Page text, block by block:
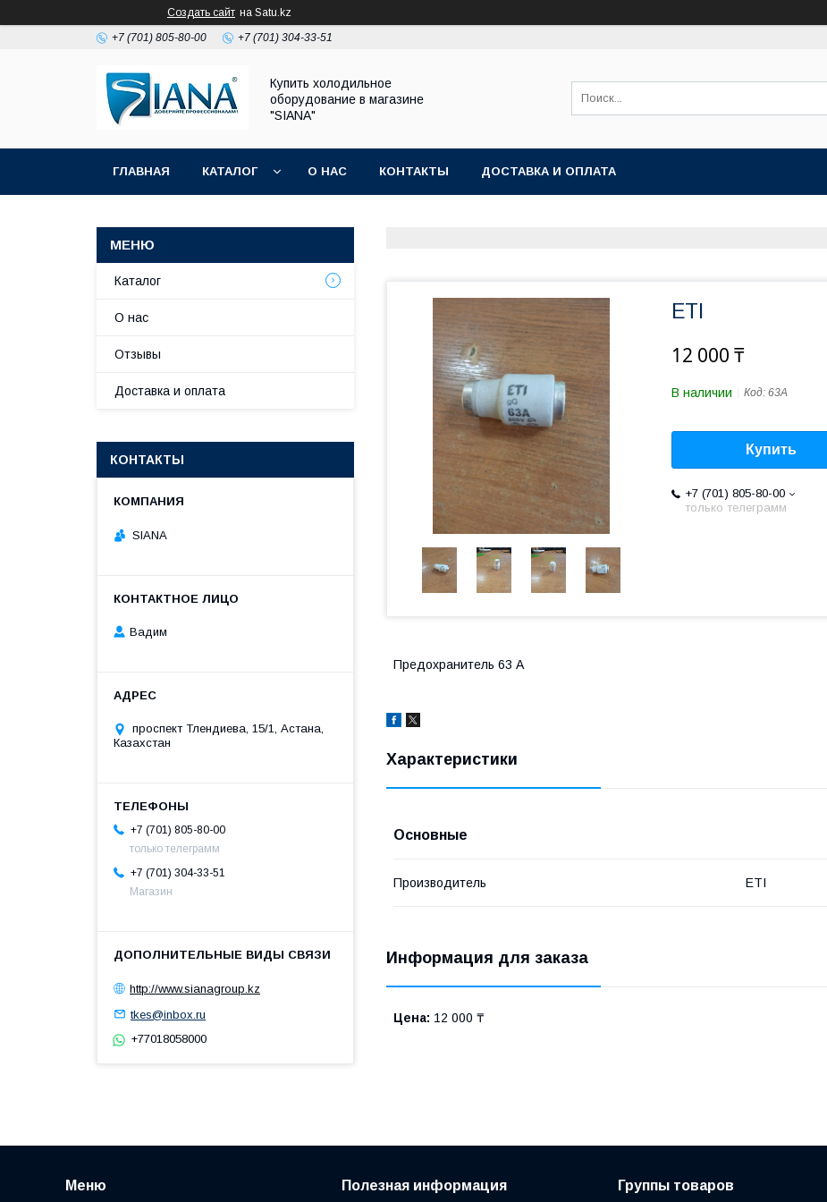
Создать сайт на Satu.kz
+7 (701) 805-80-00 +7 (701) 304-33-51
Купить холодильное
оборудование в магазине
"SIANA"
ГЛАВНАЯ КАТАЛОГ О НАС КОНТАКТЫ ДОСТАВКА И ОПЛАТА
ETI
12 000 ₸
В наличии Код: 63A
Купить
+7 (701) 805-80-00
только телеграмм
Предохранитель 63 А
Характеристики
Основные
Производитель ETI
Информация для заказа
Цена: 12 000 ₸
Каталог
О нас
Отзывы
Доставка и оплата
КОНТАКТЫ
SIANA
Вадим
проспект Тлендиева, 15/1, Астана,
Казахстан
+7 (701) 805-80-00
только телеграмм
+7 (701) 304-33-51
Магазин
http://www.sianagroup.kz
tkes@inbox.ru
+77018058000
Меню Полезная информация Группы товаров